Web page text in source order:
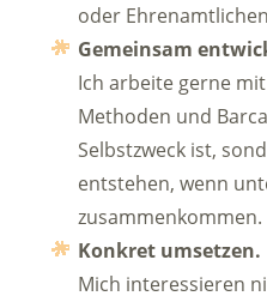
oder
Gemeinsam
Ich arbeite gerne
Methoden und
Selbstzweck ist,
entstehen, wenn
zusammenkommen.
Konkret umsetzen.
Mich interessieren